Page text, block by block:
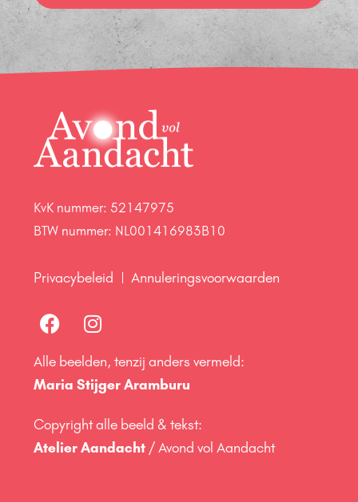
KvK nummer: 52147975
BTW nummer: NL001416983B10
Privacybeleid Annuleringsvoorwaarden
Alle beelden, tenzij anders vermeld:
Maria Stijger Aramburu
Copyright alle beeld & tekst:
Atelier Aandacht / Avond vol Aandacht